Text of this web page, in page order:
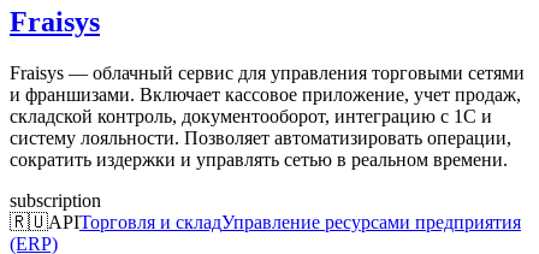
Fraisys
Fraisys — облачный сервис для управления торговыми сетями
и франшизами. Включает кассовое приложение, учет продаж,
складской контроль, документооборот, интеграцию с 1С и
систему лояльности. Позволяет автоматизировать операции,
сократить издержки и управлять сетью в реальном времени.
subscription
🇷🇺APIТорговля и складУправление ресурсами предприятия
(ERP)